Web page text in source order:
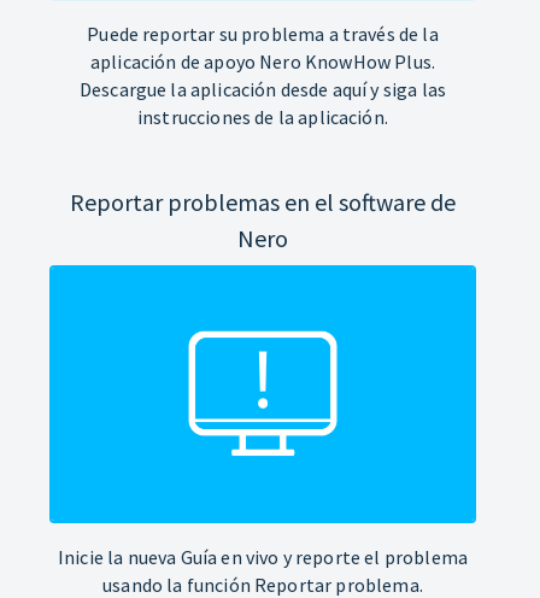
Puede reportar su problema a través de la
aplicación de apoyo Nero KnowHow Plus.
Descargue la aplicación desde aquí y siga las
instrucciones de la aplicación.
Reportar problemas en el software de
Nero
Inicie la nueva Guía en vivo y reporte el problema
usando la función Reportar problema.